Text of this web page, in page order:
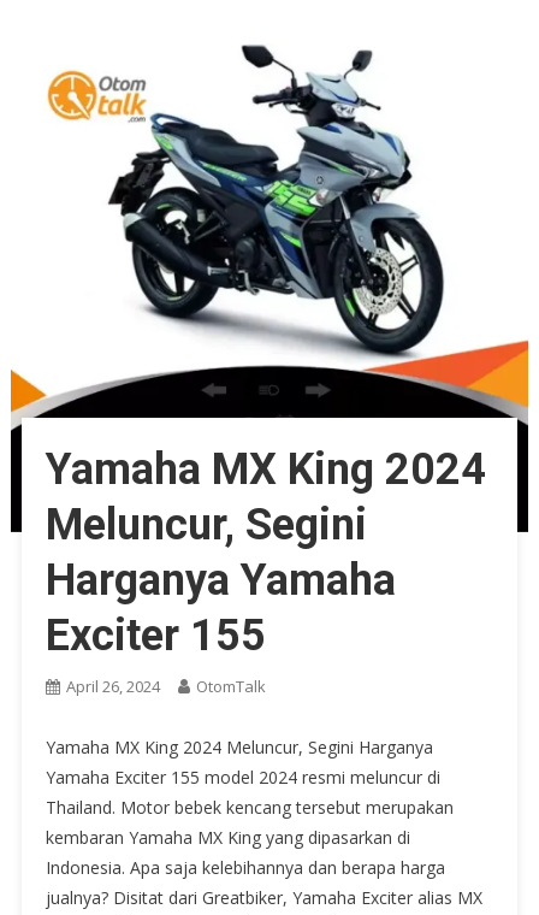
Yamaha MX King 2024
Meluncur, Segini
Harganya Yamaha
Exciter 155
April 26, 2024 OtomTalk
Yamaha MX King 2024 Meluncur, Segini Harganya
Yamaha Exciter 155 model 2024 resmi meluncur di
Thailand. Motor bebek kencang tersebut merupakan
kembaran Yamaha MX King yang dipasarkan di
Indonesia. Apa saja kelebihannya dan berapa harga
jualnya? Disitat dari Greatbiker, Yamaha Exciter alias MX